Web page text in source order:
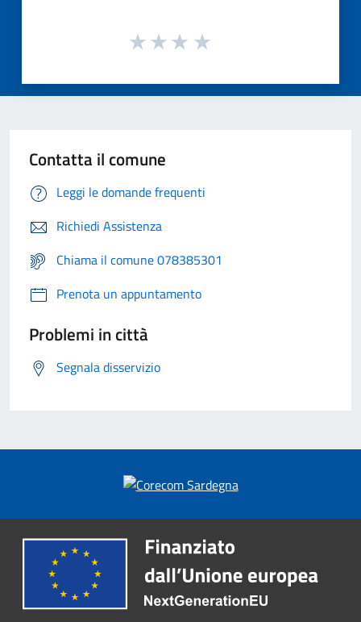
Contatta il comune
Leggi le domande frequenti
Richiedi Assistenza
Chiama il comune 078385301
Prenota un appuntamento
Problemi in città
Segnala disservizio